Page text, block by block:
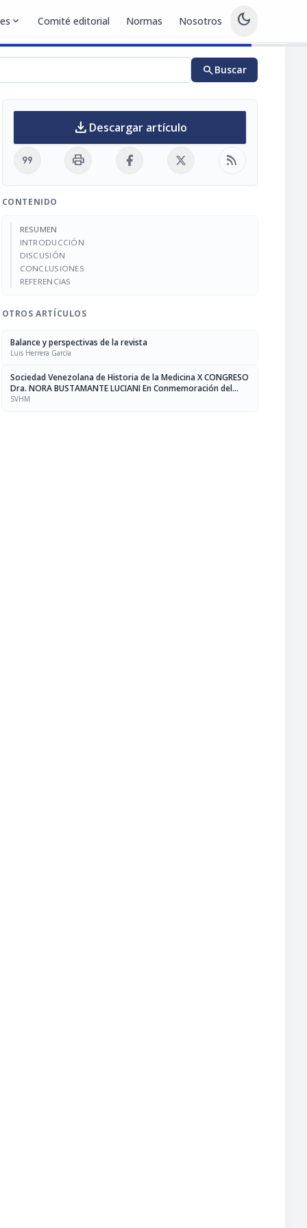
expand_more Comité editorial Normas Nosotros dark_mode
searchBuscar
download Descargar artículo
format_quote print rss_feed
CONTENIDO
RESUMEN
INTRODUCCIÓN
DISCUSIÓN
CONCLUSIONES
REFERENCIAS
OTROS ARTÍCULOS
Balance y perspectivas de la revista
Luis Herrera García
Sociedad Venezolana de Historia de la Medicina X CONGRESO
Dra. NORA BUSTAMANTE LUCIANI En Conmemoración del
Septuagésimo Aniversario de su Fundación
SVHM